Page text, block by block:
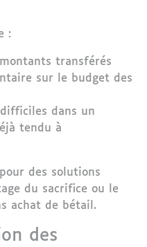
:
transférés
sur le budget des
dans un
tendu à
des solutions
du sacrifice ou le
achat de bétail.
des